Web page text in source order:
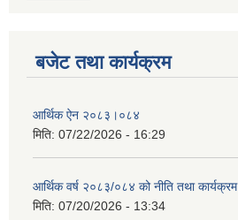
बजेट तथा कार्यक्रम
आर्थिक ऐन २०८३।०८४
मिति: 07/22/2026 - 16:29
आर्थिक वर्ष २०८३/०८४ को नीति तथा कार्यक्रम
मिति: 07/20/2026 - 13:34